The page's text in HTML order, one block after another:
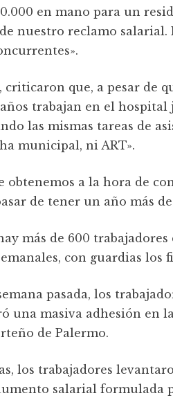
en mano para un
nuestro reclamo
criticaron que, a pesar de
trabajan en el
las mismas tareas de
municipal, ni ART».
obtenemos a la hora de
de tener un año más
más de 600
con guardias los
pasada, los
una masiva adhesión en
de Palermo.
los trabajadores
salarial formulada